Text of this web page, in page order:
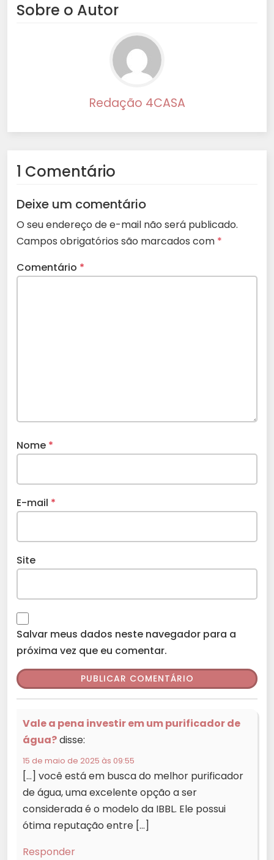
Sobre o Autor
Redação 4CASA
1 Comentário
Deixe um comentário
O seu endereço de e-mail não será publicado.
Campos obrigatórios são marcados com *
Comentário *
Nome *
E-mail *
Site
Salvar meus dados neste navegador para a
próxima vez que eu comentar.
Vale a pena investir em um purificador de
água?disse:
15 de maio de 2025 às 09:55
[…] você está em busca do melhor purificador
de água, uma excelente opção a ser
considerada é o modelo da IBBL. Ele possui
ótima reputação entre […]
Responder